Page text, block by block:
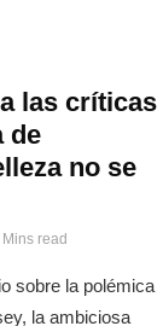
las críticas
de
no se
Mins read
sobre la polémica
la ambiciosa